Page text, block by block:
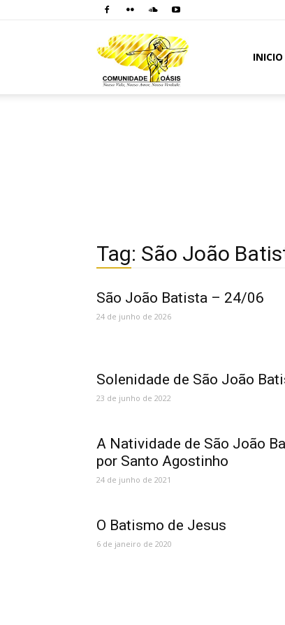
INICIO
Tag: São João
São João Batista – 24/06
24 de junho de 2026
Solenidade de São João
23 de junho de 2022
A Natividade de São João
por Santo Agostinho
24 de junho de 2021
O Batismo de Jesus
6 de janeiro de 2020